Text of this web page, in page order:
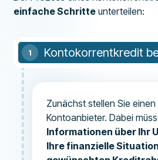
einfache Schritte unterteilen:
Kontokorrentkredit
Zunächst stellen Sie
Kontoanbieter. Dabei
Informationen über Ihr
Ihre finanzielle Situation